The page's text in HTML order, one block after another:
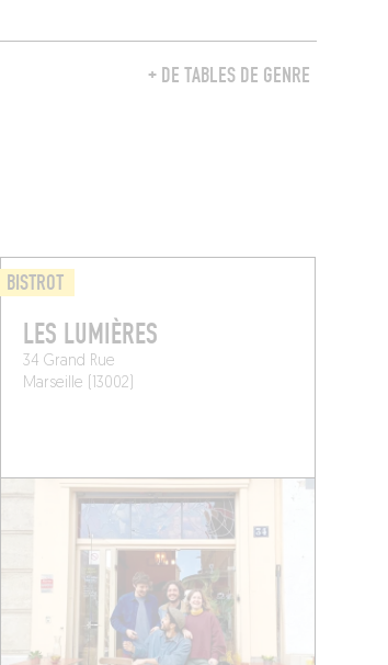
+ DE TABLES DE GENRE
BISTROT
LES LUMIÈRES
34 Grand Rue
Marseille (13002)